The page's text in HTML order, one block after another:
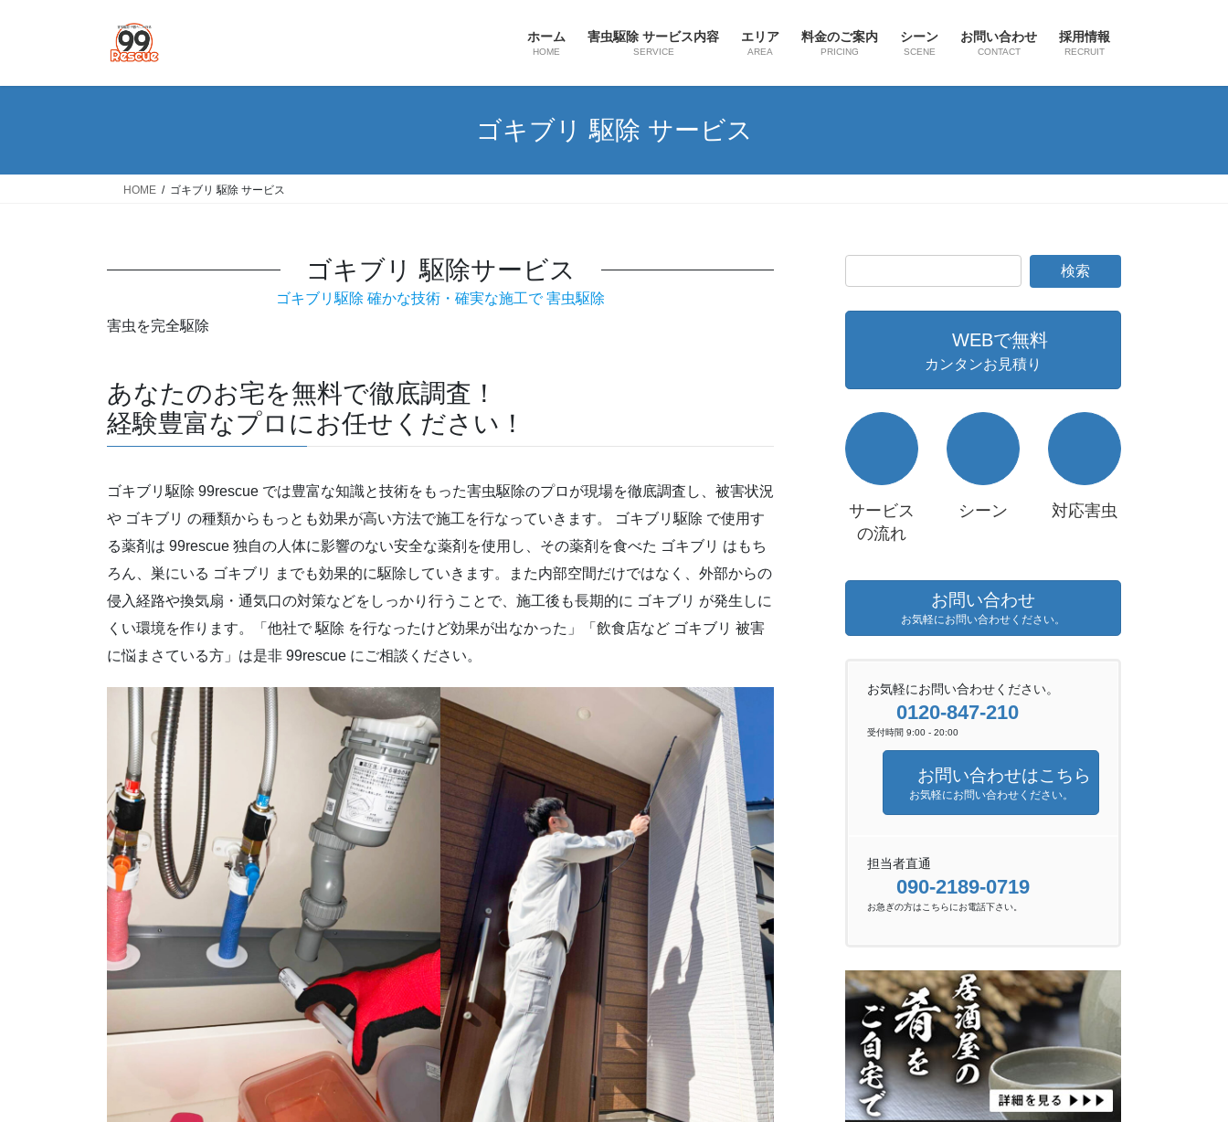
ホーム
HOME
害虫駆除 サービス内容
SERVICE
エリア
AREA
料金のご案内
PRICING
シーン
SCENE
お問い合わせ
CONTACT
採用情報
RECRUIT
ゴキブリ 駆除 サービス
HOME ゴキブリ 駆除 サービス
ゴキブリ 駆除サービス
ゴキブリ駆除 確かな技術・確実な施工で 害虫駆除
害虫を完全駆除
あなたのお宅を無料で徹底調査！
経験豊富なプロにお任せください！
ゴキブリ駆除 99rescue では豊富な知識と技術をもった害虫駆除のプロが現場を徹底調査し、被害状況
や ゴキブリ の種類からもっとも効果が高い方法で施工を行なっていきます。 ゴキブリ駆除 で使用す
る薬剤は 99rescue 独自の人体に影響のない安全な薬剤を使用し、その薬剤を食べた ゴキブリ はもち
ろん、巣にいる ゴキブリ までも効果的に駆除していきます。また内部空間だけではなく、外部からの
侵入経路や換気扇・通気口の対策などをしっかり行うことで、施工後も長期的に ゴキブリ が発生しに
くい環境を作ります。「他社で 駆除 を行なったけど効果が出なかった」「飲食店など ゴキブリ 被害
に悩まさている方」は是非 99rescue にご相談ください。
WEBで無料
カンタンお見積り
サービス
の流れ
シーン 対応害虫
お問い合わせ
お気軽にお問い合わせください。
お気軽にお問い合わせください。
0120-847-210
受付時間 9:00 - 20:00
お問い合わせはこちら
お気軽にお問い合わせください。
担当者直通
090-2189-0719
お急ぎの方はこちらにお電話下さい。